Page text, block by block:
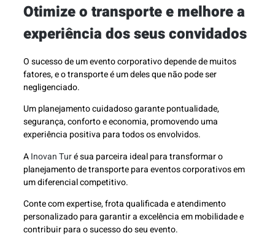
Otimize o transporte e melhore a
experiência dos seus convidados
O sucesso de um evento corporativo depende de muitos
fatores, e o transporte é um deles que não pode ser
negligenciado.
Um planejamento cuidadoso garante pontualidade,
segurança, conforto e economia, promovendo uma
experiência positiva para todos os envolvidos.
AInovan Turé sua parceira ideal para transformar o
planejamento de transporte para eventos corporativos em
um diferencial competitivo.
Conte com expertise, frota qualificada e atendimento
personalizado para garantir a excelência em mobilidade e
contribuir para o sucesso do seu evento.